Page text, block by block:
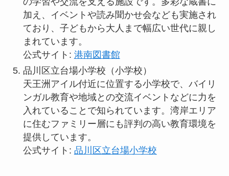
加え、イベントや読み聞かせ会なども実施され
ており、子どもから大人まで幅広い世代に親し
まれています。
公式サイト: 港南図書館
品川区立台場小学校（小学校）
天王洲アイル付近に位置する小学校で、バイリ
ンガル教育や地域との交流イベントなどに力を
入れていることで知られています。湾岸エリア
に住むファミリー層にも評判の高い教育環境を
提供しています。
公式サイト: 品川区立台場小学校